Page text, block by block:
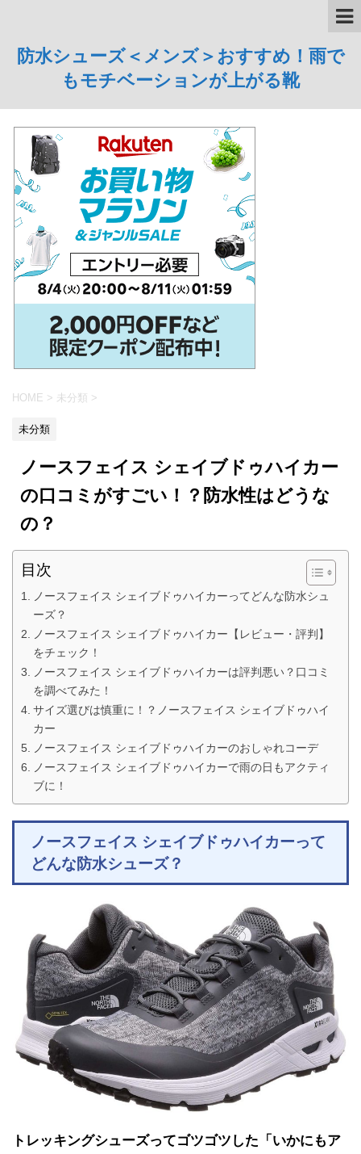
防水シューズ＜メンズ＞おすすめ！雨で
もモチベーションが上がる靴
HOME > 未分類 >
未分類
ノースフェイス シェイブドゥハイカー
の口コミがすごい！？防水性はどうな
の？
目次
ノースフェイス シェイブドゥハイカーってどんな防水シュ
ーズ？
ノースフェイス シェイブドゥハイカー【レビュー・評判】
をチェック！
ノースフェイス シェイブドゥハイカーは評判悪い？口コミ
を調べてみた！
サイズ選びは慎重に！？ノースフェイス シェイブドゥハイ
カー
ノースフェイス シェイブドゥハイカーのおしゃれコーデ
ノースフェイス シェイブドゥハイカーで雨の日もアクティ
ブに！
ノースフェイス シェイブドゥハイカーって
どんな防水シューズ？
トレッキングシューズってゴツゴツした「いかにもア